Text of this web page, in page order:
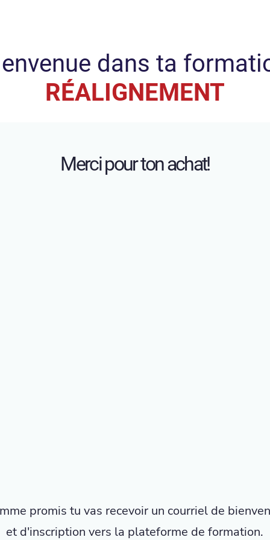
dans ta
RÉALIGNEMENT
Merci pour ton achat!
promis tu vas recevoir un courriel de
et d'inscription vers la plateforme de formation.